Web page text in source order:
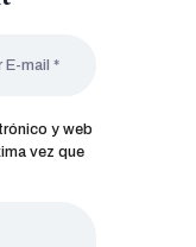
y web
vez que